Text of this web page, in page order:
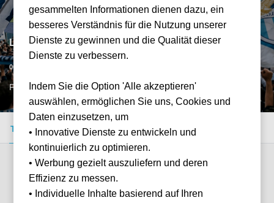
Lazio Rom vs Atalanta Bergamo
06.12.2026
FCO, IT
Tickets kaufen Event-Info FAQ
Verfügbare Kategorien (2)
gesammelten Informationen dienen dazu, ein
besseres Verständnis für die Nutzung unserer
Dienste zu gewinnen und die Qualität dieser
Dienste zu verbessern.
Indem Sie die Option 'Alle akzeptieren'
auswählen, ermöglichen Sie uns, Cookies und
Daten einzusetzen, um
• Innovative Dienste zu entwickeln und
kontinuierlich zu optimieren.
• Werbung gezielt auszuliefern und deren
Effizienz zu messen.
• Individuelle Inhalte basierend auf Ihren